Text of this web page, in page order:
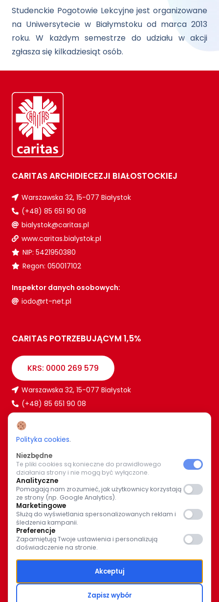
Studenckie Pogotowie Lekcyjne jest organizowane
na Uniwersytecie w Białymstoku od marca 2013
roku. W każdym semestrze do udziału w akcji
zgłasza się kilkadziesiąt osób.
CARITAS ARCHIDIECEZJI BIAŁOSTOCKIEJ
Warszawska 32, 15-077 Białystok
(+48) 85 651 90 08
bialystok@caritas.pl
www.caritas.bialystok.pl
NIP: 5421950380
Regon: 050017102
Inspektor danych osobowych:
iodo@rt-net.pl
CARITAS POTRZEBUJĄCYM 1,5%
KRS: 0000 269 579
Warszawska 32, 15-077 Białystok
(+48) 85 651 90 08
bialystok@caritas.pl
WIĘCEJ O NAS
Bądź z nami na bieżąco. Wspólnymi siłami pomagajmy
potrzebującym.
Polityka cookies.
Niezbędne
Te pliki cookies są konieczne do prawidłowego
działania strony i nie mogą być wyłączone.
Analityczne
Pomagają nam zrozumieć, jak użytkownicy korzystają
ze strony (np. Google Analytics).
Marketingowe
Służą do wyświetlania spersonalizowanych reklam i
śledzenia kampanii.
Preferencje
Zapamiętują Twoje ustawienia i personalizują
doświadczenie na stronie.
Akceptuj
Zapisz wybór